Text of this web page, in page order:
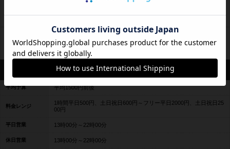
★2月15日営業時間変更のお知らせ★
2026年2月9日 22時16分の投稿
2026年1月26日 22時10分の投稿
平均予算 平均1500円前後
料金レンジ
1時間平日500円、土日祝日600円～フリー平日2000円、土日祝日25
00円
平日営業 13時00分～22時00分
休日営業 13時00分～22時00分